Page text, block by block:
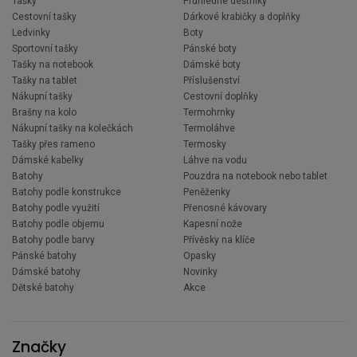
Cestovní tašky
Ledvinky
Sportovní tašky
Tašky na notebook
Tašky na tablet
Nákupní tašky
Brašny na kolo
Nákupní tašky na kolečkách
Tašky přes rameno
Dámské kabelky
Batohy
Batohy podle konstrukce
Batohy podle využití
Batohy podle objemu
Batohy podle barvy
Pánské batohy
Dámské batohy
Dětské batohy
Dárkové krabičky a doplňky
Boty
Pánské boty
Dámské boty
Příslušenství
Cestovní doplňky
Termohrnky
Termoláhve
Termosky
Láhve na vodu
Pouzdra na notebook nebo tablet
Peněženky
Přenosné kávovary
Kapesní nože
Přívěsky na klíče
Opasky
Novinky
Akce
Značky